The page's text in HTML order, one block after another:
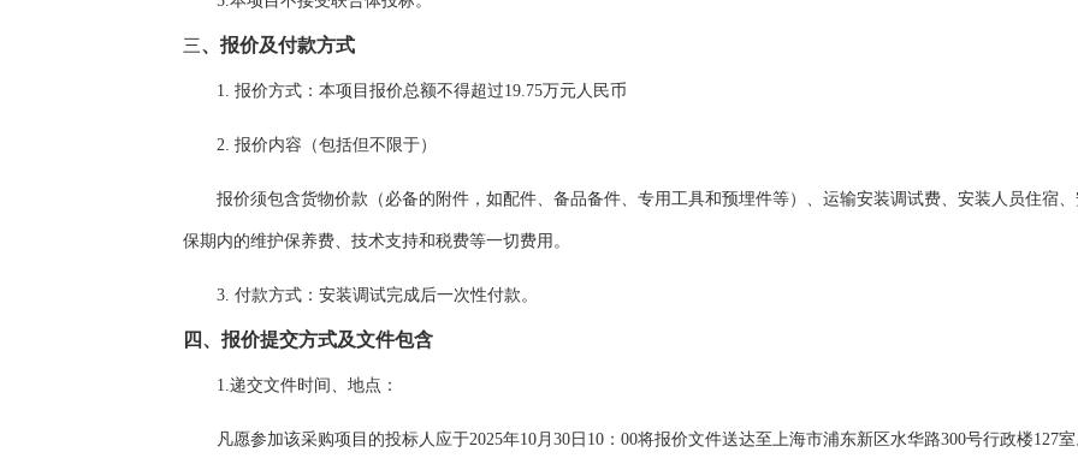
三、报价及付款方式
1. 报价方式：本项目报价总额不得超过19.75万元人民币
2. 报价内容（包括但不限于）
报价须包含货物价款（必备的附件，如配件、备品备件、专用工具和预埋件等）、运输安装调试费、安装人员住宿
保期内的维护保养费、技术支持和税费等一切费用。
3. 付款方式： 安装调试完成后一次性付款。
四、报价提交方式及文件包含
1.递交文件时间、地点：
凡愿参加该采购项目的投标人应于2025年10月 30 日 10： 00将报价文件送达至上海市浦东新区水华路300号行政楼127